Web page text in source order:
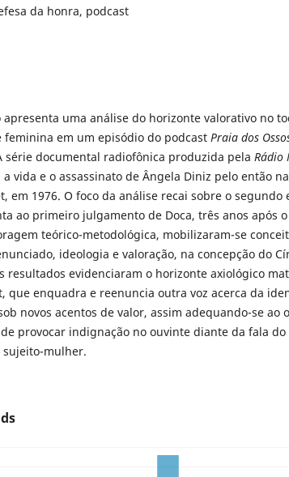
da honra, podcast
apresenta uma análise do horizonte valorativo no
feminina em um episódio do podcast Praia dos
série documental radiofônica produzida pela Rádio
vida e o assassinato de Ângela Diniz pelo então
em 1976. O foco da análise recai sobre o segundo
ao primeiro julgamento de Doca, três anos após
teórico-metodológica, mobilizaram-se
ideologia e valoração, na concepção do
resultados evidenciaram o horizonte axiológico
que enquadra e reenuncia outra voz acerca da
novos acentos de valor, assim adequando-se ao
provocar indignação no ouvinte diante da fala
sujeito-mulher.